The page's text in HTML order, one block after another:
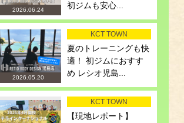
2026.06.24
初ジムも安心...
2026.05.20
KCT TOWN
夏のトレーニングも快
適！ 初ジムにおすす
め レシオ児島...
KCT TOWN
【現地レポート】